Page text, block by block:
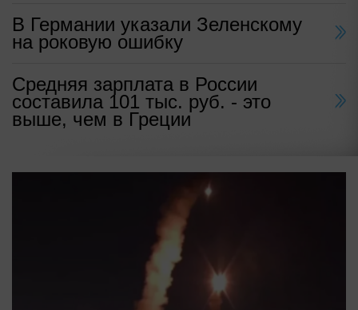
В Германии указали Зеленскому
на роковую ошибку
Средняя зарплата в России
составила 101 тыс. руб. - это
выше, чем в Греции